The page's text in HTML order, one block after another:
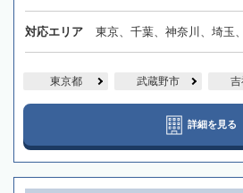
対応エリア 東京、千葉、神奈川、埼玉
東京都 武蔵野市 吉
詳細を見る